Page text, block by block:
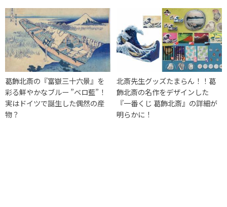
葛飾北斎の『富嶽三十六景』を
彩る鮮やかなブルー ”ベロ藍”！
実はドイツで誕生した偶然の産
物？
北斎先生グッズたまらん！！葛
飾北斎の名作をデザインした
『一番くじ 葛飾北斎』の詳細が
明らかに！